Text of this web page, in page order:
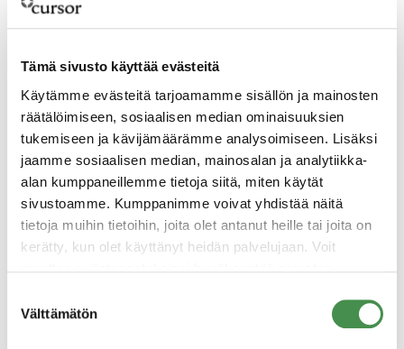
Tämä sivusto käyttää evästeitä
Käytämme evästeitä tarjoamamme sisällön ja mainosten
räätälöimiseen, sosiaalisen median ominaisuuksien
tukemiseen ja kävijämäärämme analysoimiseen. Lisäksi
jaamme sosiaalisen median, mainosalan ja analytiikka-
alan kumppaneillemme tietoja siitä, miten käytät
sivustoamme. Kumppanimme voivat yhdistää näitä
tietoja muihin tietoihin, joita olet antanut heille tai joita on
kerätty, kun olet käyttänyt heidän palvelujaan. Voit
valinta
Välttämätön
tarvitsevat henkilöstöltä uudenlaista
aikataululla paljon uusia tekijöitä. Osa
uudesta henkilöstöstä on kansainvälistä.
Pehmeät arvot. Työvoiman tarpeesta
seuraa, että Kotkan-Haminan seudun tulee
näkyä houkuttelevana seutuna asua ja
alueella tuleekin toteuttaa
houkuttelevuutta ja muuttoa tukevia
toimenpiteitä.
akkuarvoketjun toimijoilla on tarve saada
tuotantolaitoksen käynnistämiseen ja